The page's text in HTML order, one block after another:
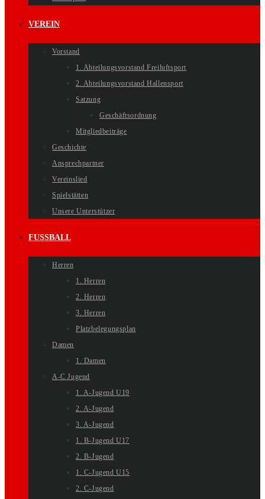
VEREIN
Vorstand
1. Abteilungsvorstand Freiluftsport
2. Abteilungsvorstand Hallensport
Satzung
Geschäftsordnung
Mitgliedbeiträge
Geschichte
Ansprechpartner
Vereinslied
Spielstätten
Unsere Unterstützer
FUSSBALL
Herren
1. Herren
2. Herren
3. Herren
Platzbelegungsplan
Damen
1. Damen
A-C Jugend
1. A-Jugend U19
2. A-Jugend
3. A-Jugend
1. B-Jugend U17
2. B-Jugend
1. C-Jugend U15
2. C-Jugend